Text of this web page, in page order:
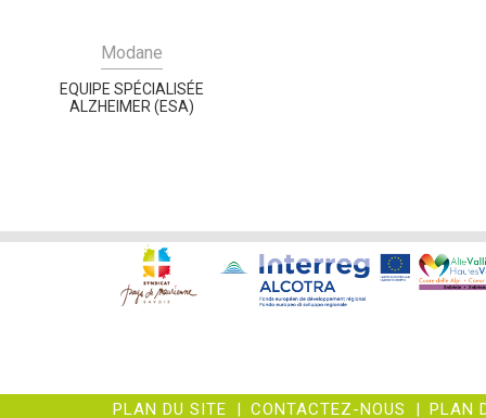
Modane
EQUIPE SPÉCIALISÉE
ALZHEIMER (ESA)
PLAN DU SITE CONTACTEZ-NOUS PLAN